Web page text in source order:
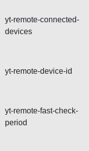
yt-remote-connected-
devices
yt-remote-device-id
yt-remote-fast-check-
period